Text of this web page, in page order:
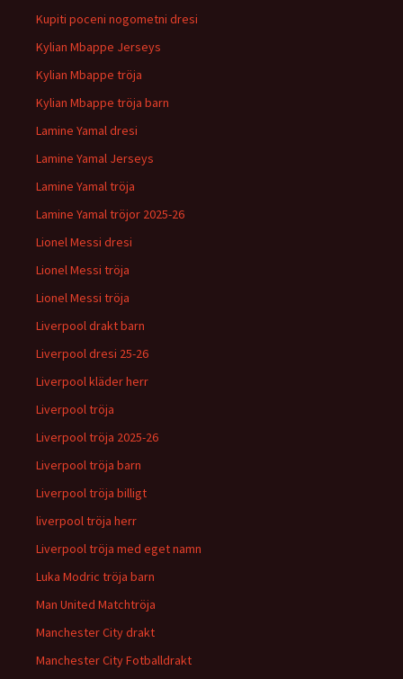
Kupiti poceni nogometni dresi
Kylian Mbappe Jerseys
Kylian Mbappe tröja
Kylian Mbappe tröja barn
Lamine Yamal dresi
Lamine Yamal Jerseys
Lamine Yamal tröja
Lamine Yamal tröjor 2025-26
Lionel Messi dresi
Lionel Messi tröja
Lionel Messi tröja
Liverpool drakt barn
Liverpool dresi 25-26
Liverpool kläder herr
Liverpool tröja
Liverpool tröja 2025-26
Liverpool tröja barn
Liverpool tröja billigt
liverpool tröja herr
Liverpool tröja med eget namn
Luka Modric tröja barn
Man United Matchtröja
Manchester City drakt
Manchester City Fotballdrakt